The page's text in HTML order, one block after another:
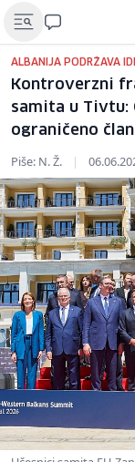
ALBANIJA PODRŽAVA
Kontroverzni
samita u Tivtu:
ograničeno
Piše: N. Ž. |